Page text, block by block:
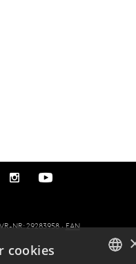
NR: 29283958 ·EAN
cookies